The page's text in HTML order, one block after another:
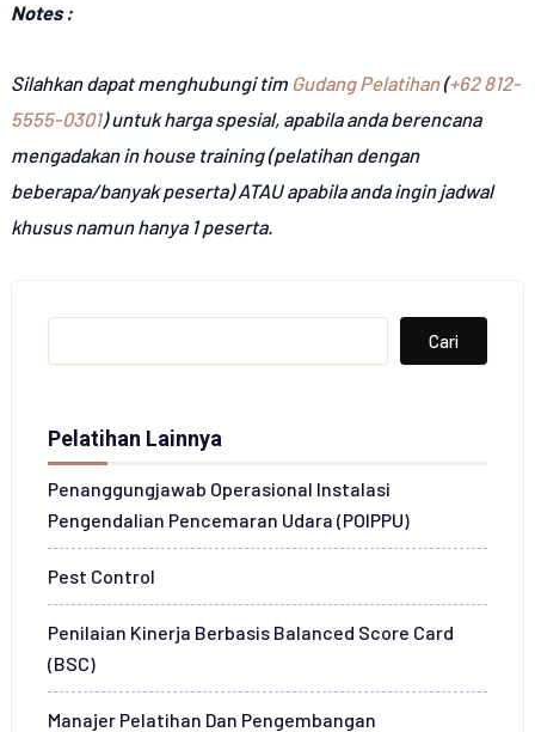
Notes :
Silahkan dapat menghubungi tim Gudang Pelatihan(+62 812-
5555-0301) untuk harga spesial, apabila anda berencana
mengadakan in house training (pelatihan dengan
beberapa/banyak peserta) ATAU apabila anda ingin jadwal
khusus namun hanya 1 peserta.
Search
Cari
Pelatihan Lainnya
Penanggungjawab Operasional Instalasi
Pengendalian Pencemaran Udara (POIPPU)
Pest Control
Penilaian Kinerja Berbasis Balanced Score Card
(BSC)
Manajer Pelatihan Dan Pengembangan